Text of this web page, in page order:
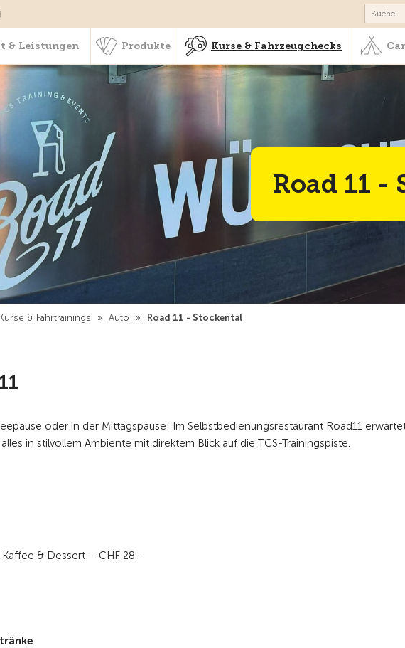
Kurse & Fahrzeugchecks
& Leistungen Produkte Kurse & Fahrzeugchecks
Road 11 -
Kurse & Fahrtrainings » Auto » Road 11 - Stockental
oder in der Mittagspause: Im Selbstbedienungsrestaurant Road11
in stilvollem Ambiente mit direktem Blick auf die TCS-Trainingspiste.
& Dessert – CHF 28.–